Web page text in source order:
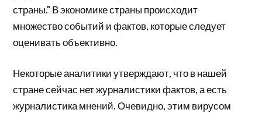
страны." В экономике страны происходит
множество событий и фактов, которые следует
оценивать объективно.
Некоторые аналитики утверждают, что в нашей
стране сейчас нет журналистики фактов, а есть
журналистика мнений. Очевидно, этим вирусом